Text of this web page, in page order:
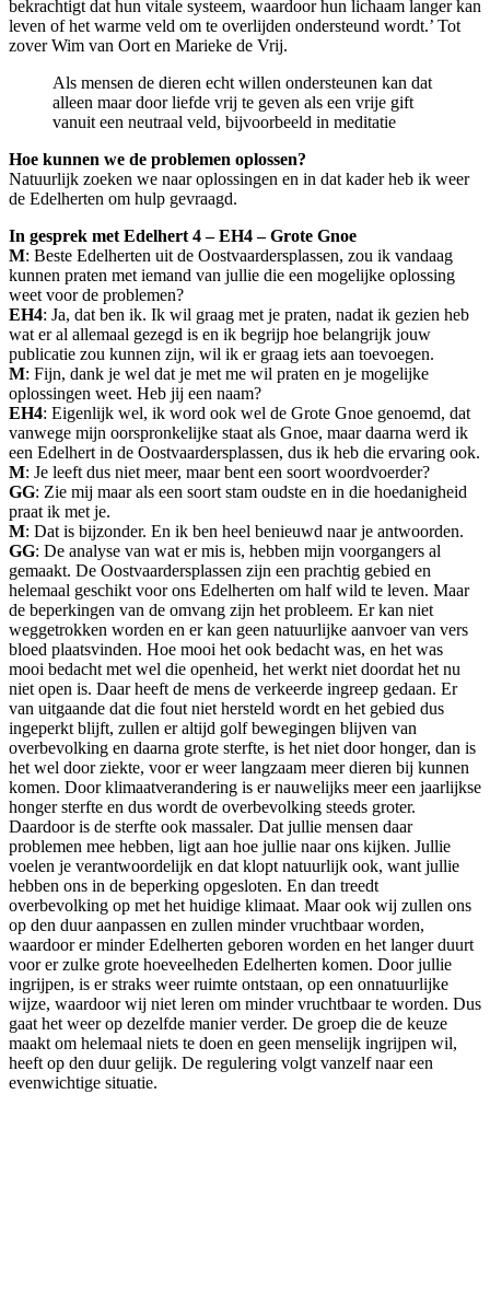
bekrachtigt dat hun vitale systeem, waardoor hun lichaam langer kan
leven of het warme veld om te overlijden ondersteund wordt.’ Tot
zover Wim van Oort en Marieke de Vrij.
Als mensen de dieren echt willen ondersteunen kan dat
alleen maar door liefde vrij te geven als een vrije gift
vanuit een neutraal veld, bijvoorbeeld in meditatie
Hoe kunnen we de problemen oplossen?
Natuurlijk zoeken we naar oplossingen en in dat kader heb ik weer
de Edelherten om hulp gevraagd.
In gesprek met Edelhert 4 – EH4 – Grote Gnoe
M: Beste Edelherten uit de Oostvaardersplassen, zou ik vandaag
kunnen praten met iemand van jullie die een mogelijke oplossing
weet voor de problemen?
EH4: Ja, dat ben ik. Ik wil graag met je praten, nadat ik gezien heb
wat er al allemaal gezegd is en ik begrijp hoe belangrijk jouw
publicatie zou kunnen zijn, wil ik er graag iets aan toevoegen.
M: Fijn, dank je wel dat je met me wil praten en je mogelijke
oplossingen weet. Heb jij een naam?
EH4: Eigenlijk wel, ik word ook wel de Grote Gnoe genoemd, dat
vanwege mijn oorspronkelijke staat als Gnoe, maar daarna werd ik
een Edelhert in de Oostvaardersplassen, dus ik heb die ervaring ook.
M: Je leeft dus niet meer, maar bent een soort woordvoerder?
GG: Zie mij maar als een soort stam oudste en in die hoedanigheid
praat ik met je.
M: Dat is bijzonder. En ik ben heel benieuwd naar je antwoorden.
GG: De analyse van wat er mis is, hebben mijn voorgangers al
gemaakt. De Oostvaardersplassen zijn een prachtig gebied en
helemaal geschikt voor ons Edelherten om half wild te leven. Maar
de beperkingen van de omvang zijn het probleem. Er kan niet
weggetrokken worden en er kan geen natuurlijke aanvoer van vers
bloed plaatsvinden. Hoe mooi het ook bedacht was, en het was
mooi bedacht met wel die openheid, het werkt niet doordat het nu
niet open is. Daar heeft de mens de verkeerde ingreep gedaan. Er
van uitgaande dat die fout niet hersteld wordt en het gebied dus
ingeperkt blijft, zullen er altijd golf bewegingen blijven van
overbevolking en daarna grote sterfte, is het niet door honger, dan is
het wel door ziekte, voor er weer langzaam meer dieren bij kunnen
komen. Door klimaatverandering is er nauwelijks meer een jaarlijkse
honger sterfte en dus wordt de overbevolking steeds groter.
Daardoor is de sterfte ook massaler. Dat jullie mensen daar
problemen mee hebben, ligt aan hoe jullie naar ons kijken. Jullie
voelen je verantwoordelijk en dat klopt natuurlijk ook, want jullie
hebben ons in de beperking opgesloten. En dan treedt
overbevolking op met het huidige klimaat. Maar ook wij zullen ons
op den duur aanpassen en zullen minder vruchtbaar worden,
waardoor er minder Edelherten geboren worden en het langer duurt
voor er zulke grote hoeveelheden Edelherten komen. Door jullie
ingrijpen, is er straks weer ruimte ontstaan, op een onnatuurlijke
wijze, waardoor wij niet leren om minder vruchtbaar te worden. Dus
gaat het weer op dezelfde manier verder. De groep die de keuze
maakt om helemaal niets te doen en geen menselijk ingrijpen wil,
heeft op den duur gelijk. De regulering volgt vanzelf naar een
evenwichtige situatie.